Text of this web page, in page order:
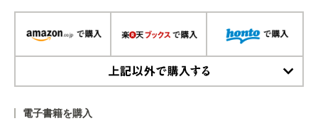
電子書籍を購入